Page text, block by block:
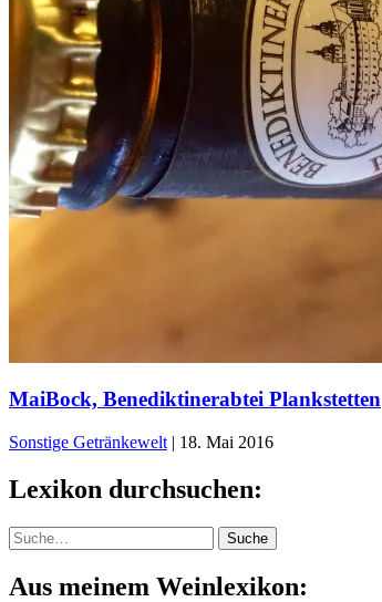
MaiBock, Benediktinerabtei Plankstetten
Sonstige Getränkewelt | 18. Mai 2016
Lexikon durchsuchen:
Suche Suche
Aus meinem Weinlexikon: